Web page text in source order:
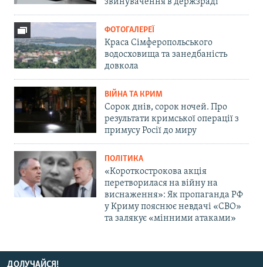
ФОТОГАЛЕРЕЇ
Краса Сімферопольського
водосховища та занедбаність
довкола
ВІЙНА ТА КРИМ
Сорок днів, сорок ночей. Про
результати кримської операції з
примусу Росії до миру
ПОЛІТИКА
«Короткострокова акція
перетворилася на війну на
виснаження»: Як пропаганда РФ
у Криму пояснює невдачі «СВО»
та залякує «мінними атаками»
ДОЛУЧАЙСЯ!